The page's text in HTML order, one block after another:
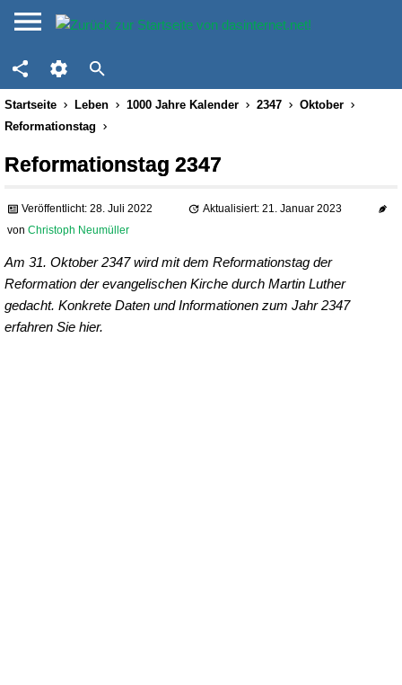
Startseite Leben 1000 Jahre Kalender 2347
Oktober
Reformationstag
Reformationstag 2347
Veröffentlicht: 28. Juli 2022
Aktualisiert: 21. Januar 2023
von Christoph Neumüller
Am 31. Oktober 2347 wird mit dem Reformationstag der
Reformation der evangelischen Kirche durch Martin Luther
gedacht. Konkrete Daten und Informationen zum Jahr 2347
erfahren Sie hier.